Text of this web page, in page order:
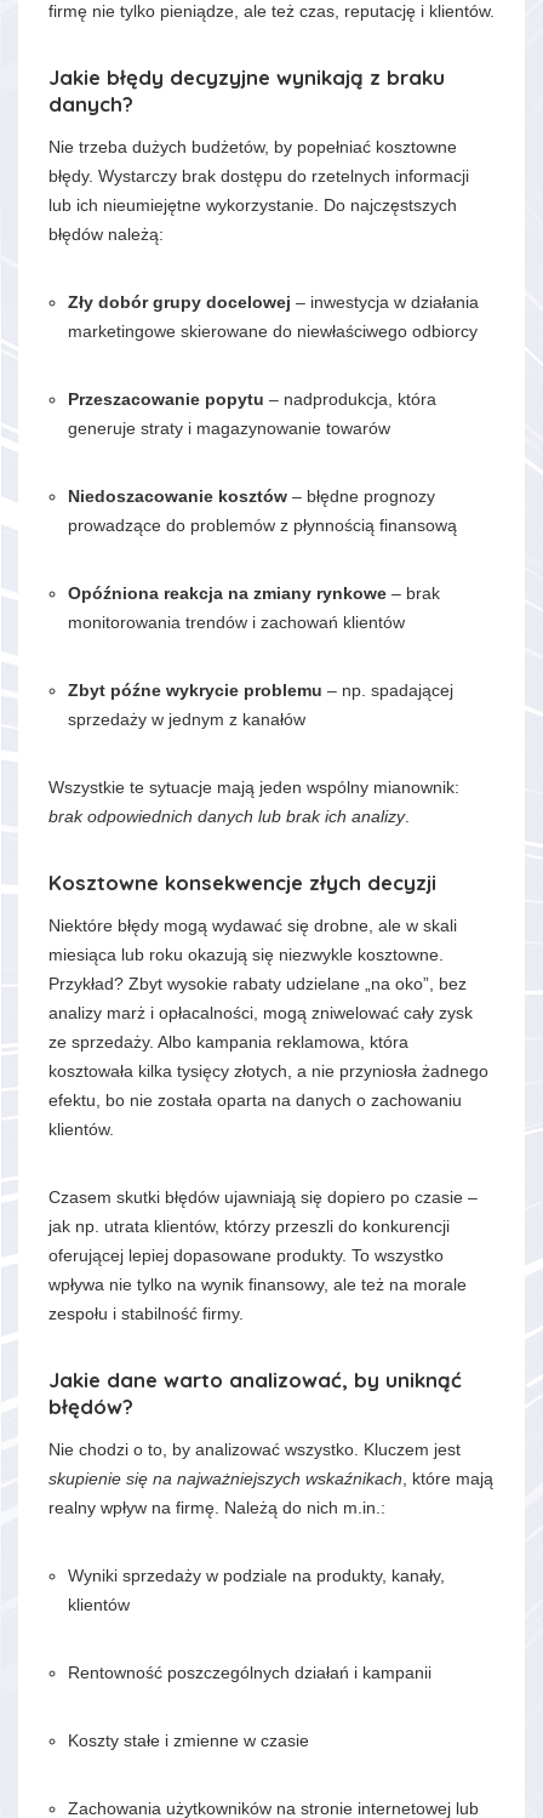
firmę nie tylko pieniądze, ale też czas, reputację i klientów.
Jakie błędy decyzyjne wynikają z braku
danych?
Nie trzeba dużych budżetów, by popełniać kosztowne
błędy. Wystarczy brak dostępu do rzetelnych informacji
lub ich nieumiejętne wykorzystanie. Do najczęstszych
błędów należą:
Zły dobór grupy docelowej – inwestycja w działania
marketingowe skierowane do niewłaściwego odbiorcy
Przeszacowanie popytu – nadprodukcja, która
generuje straty i magazynowanie towarów
Niedoszacowanie kosztów – błędne prognozy
prowadzące do problemów z płynnością finansową
Opóźniona reakcja na zmiany rynkowe – brak
monitorowania trendów i zachowań klientów
Zbyt późne wykrycie problemu – np. spadającej
sprzedaży w jednym z kanałów
Wszystkie te sytuacje mają jeden wspólny mianownik:
brak odpowiednich danych lub brak ich analizy.
Kosztowne konsekwencje złych decyzji
Niektóre błędy mogą wydawać się drobne, ale w skali
miesiąca lub roku okazują się niezwykle kosztowne.
Przykład? Zbyt wysokie rabaty udzielane „na oko”, bez
analizy marż i opłacalności, mogą zniwelować cały zysk
ze sprzedaży. Albo kampania reklamowa, która
kosztowała kilka tysięcy złotych, a nie przyniosła żadnego
efektu, bo nie została oparta na danych o zachowaniu
klientów.
Czasem skutki błędów ujawniają się dopiero po czasie –
jak np. utrata klientów, którzy przeszli do konkurencji
oferującej lepiej dopasowane produkty. To wszystko
wpływa nie tylko na wynik finansowy, ale też na morale
zespołu i stabilność firmy.
Jakie dane warto analizować, by uniknąć
błędów?
Nie chodzi o to, by analizować wszystko. Kluczem jest
skupienie się na najważniejszych wskaźnikach, które mają
realny wpływ na firmę. Należą do nich m.in.:
Wyniki sprzedaży w podziale na produkty, kanały,
klientów
Rentowność poszczególnych działań i kampanii
Koszty stałe i zmienne w czasie
Zachowania użytkowników na stronie internetowej lub